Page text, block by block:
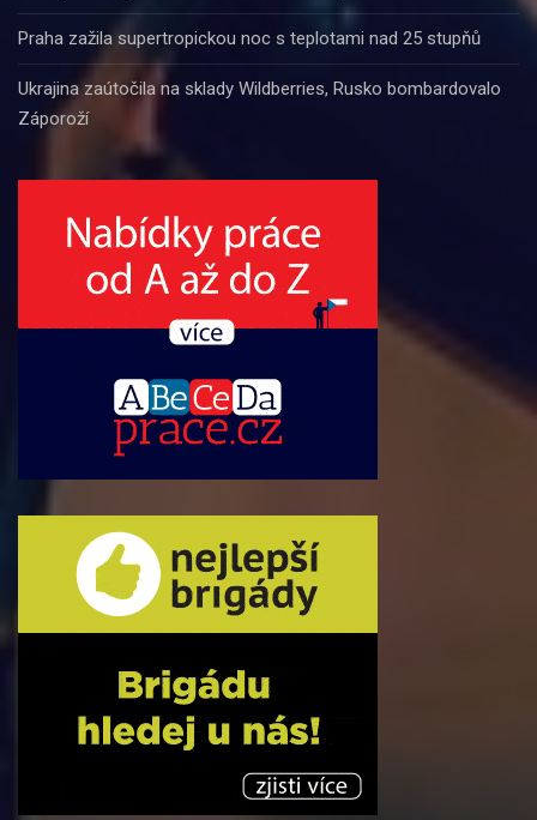
Praha zažila supertropickou noc s teplotami nad 25 stupňů
Ukrajina zaútočila na sklady Wildberries, Rusko bombardovalo
Záporoží